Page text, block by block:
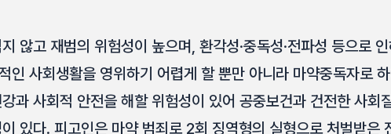
않고 재범의 위험성이 높으며, 환각성·중독성·전파성 등으로 인
인 사회생활을 영위하기 어렵게 할 뿐만 아니라 마약중독자로
과 사회적 안전을 해할 위험성이 있어 공중보건과 건전한 사회
있다. 피고인은 마약 범죄로 2회 징역형의 실형으로 처벌받은